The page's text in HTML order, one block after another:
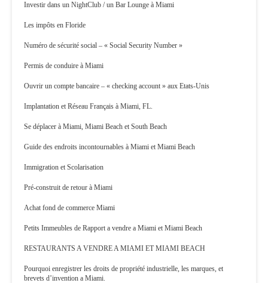
Investir dans un NightClub / un Bar Lounge à Miami
Les impôts en Floride
Numéro de sécurité social – « Social Security Number »
Permis de conduire à Miami
Ouvrir un compte bancaire – « checking account » aux Etats-Unis
Implantation et Réseau Français à Miami, FL.
Se déplacer à Miami, Miami Beach et South Beach
Guide des endroits incontournables à Miami et Miami Beach
Immigration et Scolarisation
Pré-construit de retour à Miami
Achat fond de commerce Miami
Petits Immeubles de Rapport a vendre a Miami et Miami Beach
RESTAURANTS A VENDRE A MIAMI ET MIAMI BEACH
Pourquoi enregistrer les droits de propriété industrielle, les marques, et
brevets d’invention a Miami.